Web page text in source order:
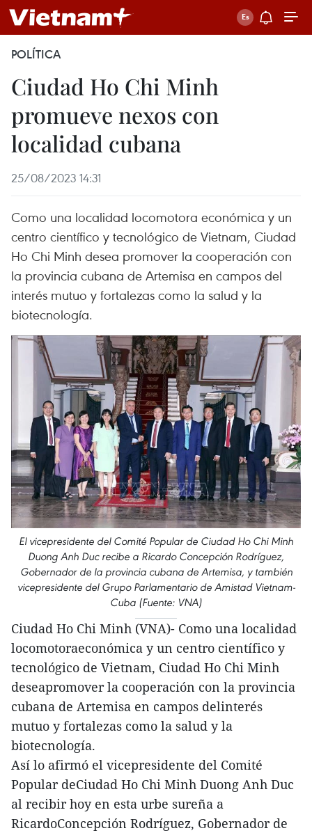
POLÍTICA
Ciudad Ho Chi Minh
promueve nexos con
localidad cubana
25/08/2023 14:31
Como una localidad locomotora económica y un
centro científico y tecnológico de Vietnam, Ciudad
Ho Chi Minh desea promover la cooperación con
la provincia cubana de Artemisa en campos del
interés mutuo y fortalezas como la salud y la
biotecnología.
El vicepresidente del Comité Popular de Ciudad Ho Chi Minh
Duong Anh Duc recibe a Ricardo Concepción Rodríguez,
Gobernador de la provincia cubana de Artemisa, y también
vicepresidente del Grupo Parlamentario de Amistad Vietnam-
Cuba (Fuente: VNA)
Ciudad Ho Chi Minh (VNA)- Como una localidad
locomotoraeconómica y un centro científico y
tecnológico de Vietnam, Ciudad Ho Chi Minh
deseapromover la cooperación con la provincia
cubana de Artemisa en campos delinterés
mutuo y fortalezas como la salud y la
biotecnología.
Así lo afirmó el vicepresidente del Comité
Popular deCiudad Ho Chi Minh Duong Anh Duc
al recibir hoy en esta urbe sureña a
RicardoConcepción Rodríguez, Gobernador de